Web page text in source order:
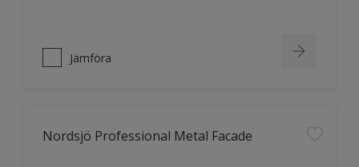
Jämföra
Nordsjö Professional Metal Facade